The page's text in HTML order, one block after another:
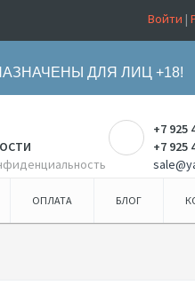
Войти |
ДЛЯ ЛИЦ +18!
+7 925
+7 925
ОПЛАТА БЛОГ